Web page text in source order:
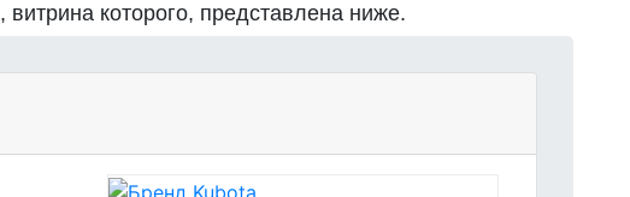
, витрина которого, представлена ниже.